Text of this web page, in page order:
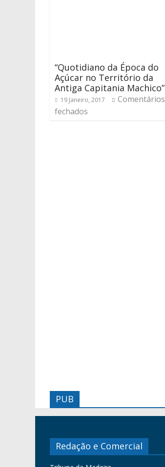
“Quotidiano da Época do
Açúcar no Território da
Antiga Capitania Machico”
19 Janeiro, 2017
Comentários
fechados
PUB
Redação e Comercial